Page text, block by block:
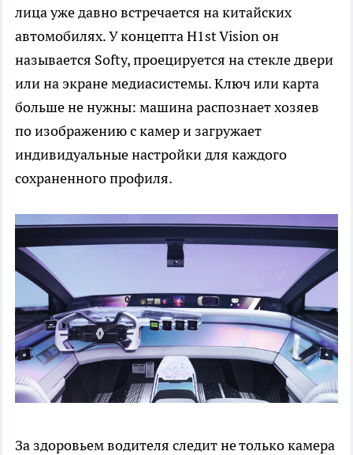
лица уже давно встречается на китайских
автомобилях. У концепта H1st Vision он
называется Softy, проецируется на стекле двери
или на экране медиасистемы. Ключ или карта
больше не нужны: машина распознает хозяев
по изображению с камер и загружает
индивидуальные настройки для каждого
сохраненного профиля.
За здоровьем водителя следит не только камера